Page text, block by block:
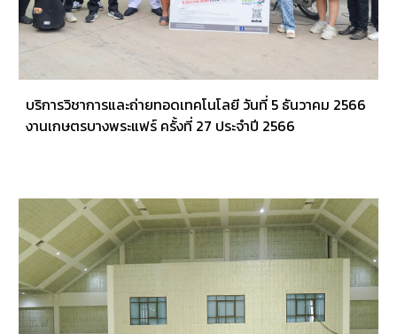
บริการวิชาการและถ่ายทอดเทคโนโลยี วันที่ 5 ธันวาคม 2566
งานเกษตรบางพระแฟร์ ครั้งที่ 27 ประจำปี 2566